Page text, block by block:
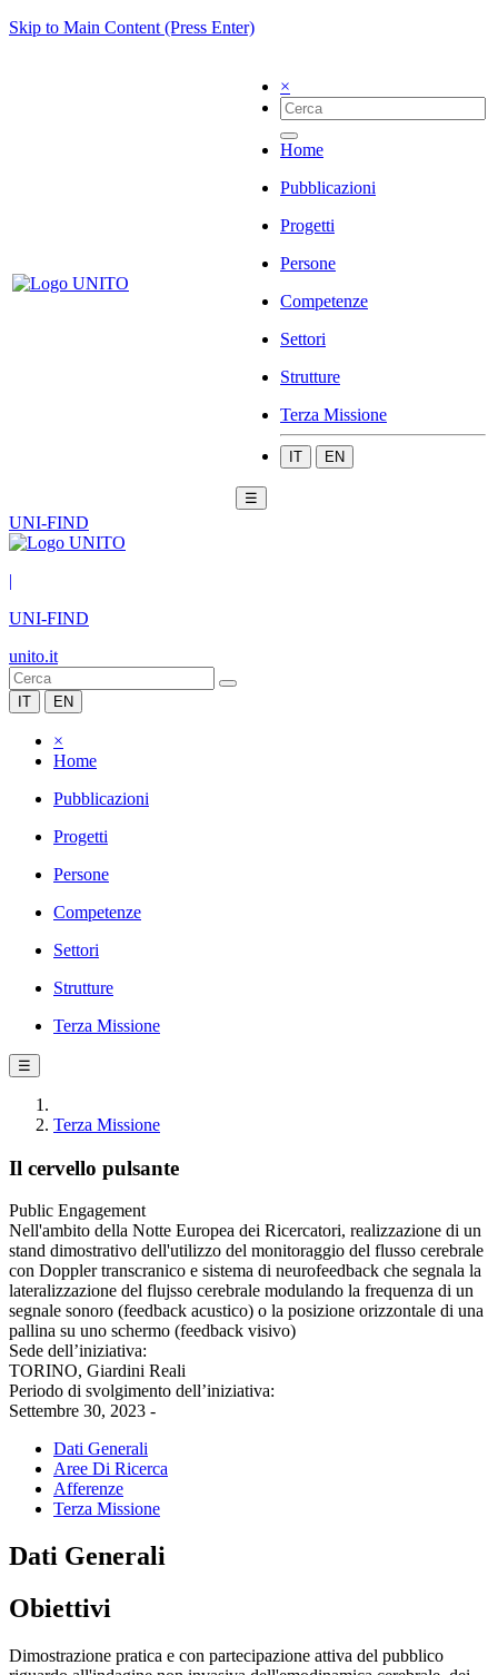
Skip to Main Content (Press Enter)
×
Home
Pubblicazioni
Progetti
Persone
Competenze
Settori
Strutture
Terza Missione
IT EN
☰
UNI-FIND
|
UNI-FIND
unito.it
IT EN
×
Home
Pubblicazioni
Progetti
Persone
Competenze
Settori
Strutture
Terza Missione
☰
Terza Missione
Il cervello pulsante
Public Engagement
Nell'ambito della Notte Europea dei Ricercatori, realizzazione di un
stand dimostrativo dell'utilizzo del monitoraggio del flusso cerebrale
con Doppler transcranico e sistema di neurofeedback che segnala la
lateralizzazione del flujsso cerebrale modulando la frequenza di un
segnale sonoro (feedback acustico) o la posizione orizzontale di una
pallina su uno schermo (feedback visivo)
Sede dell’iniziativa:
TORINO, Giardini Reali
Periodo di svolgimento dell’iniziativa:
Settembre 30, 2023 -
Dati Generali
Aree Di Ricerca
Afferenze
Terza Missione
Dati Generali
Obiettivi
Dimostrazione pratica e con partecipazione attiva del pubblico